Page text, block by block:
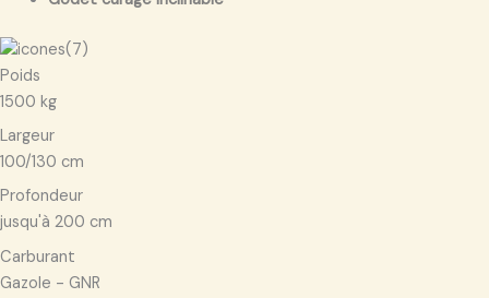
Poids
1500 kg
Largeur
100/130 cm
Profondeur
jusqu'à 200 cm
Carburant
Gazole - GNR